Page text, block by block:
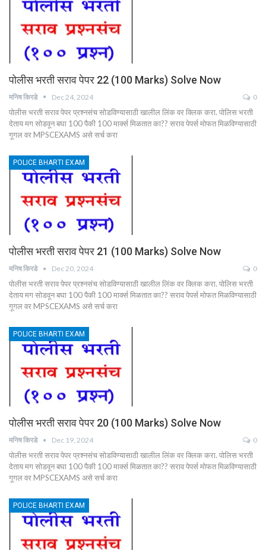
पोलीस भरती सराव पेपर 22 (100 Marks) Solve Now
मनिष किरडे Dec 24, 2024 0
पोलीस भरती सराव पेपर प्रश्नसंच सोडविण्यासाठी खालील लिंक वर क्लिक करा. पोलिस भरती
देताय मग सोडवून बघा 100 पैकी 100 मार्क्स मिळतात का?? सराव पेपर्स मोफत मिळविण्यासाठी
गूगल वर MPSCEXAMS असे सर्च करा
POLICE BHARTI EXAM
पोलीस भरती सराव पेपर 21 (100 Marks) Solve Now
मनिष किरडे Dec 20, 2024 0
पोलीस भरती सराव पेपर प्रश्नसंच सोडविण्यासाठी खालील लिंक वर क्लिक करा. पोलिस भरती
देताय मग सोडवून बघा 100 पैकी 100 मार्क्स मिळतात का?? सराव पेपर्स मोफत मिळविण्यासाठी
गूगल वर MPSCEXAMS असे सर्च करा
POLICE BHARTI EXAM
पोलीस भरती सराव पेपर 20 (100 Marks) Solve Now
मनिष किरडे Dec 19, 2024 0
पोलीस भरती सराव पेपर प्रश्नसंच सोडविण्यासाठी खालील लिंक वर क्लिक करा. पोलिस भरती
देताय मग सोडवून बघा 100 पैकी 100 मार्क्स मिळतात का?? सराव पेपर्स मोफत मिळविण्यासाठी
गूगल वर MPSCEXAMS असे सर्च करा
POLICE BHARTI EXAM